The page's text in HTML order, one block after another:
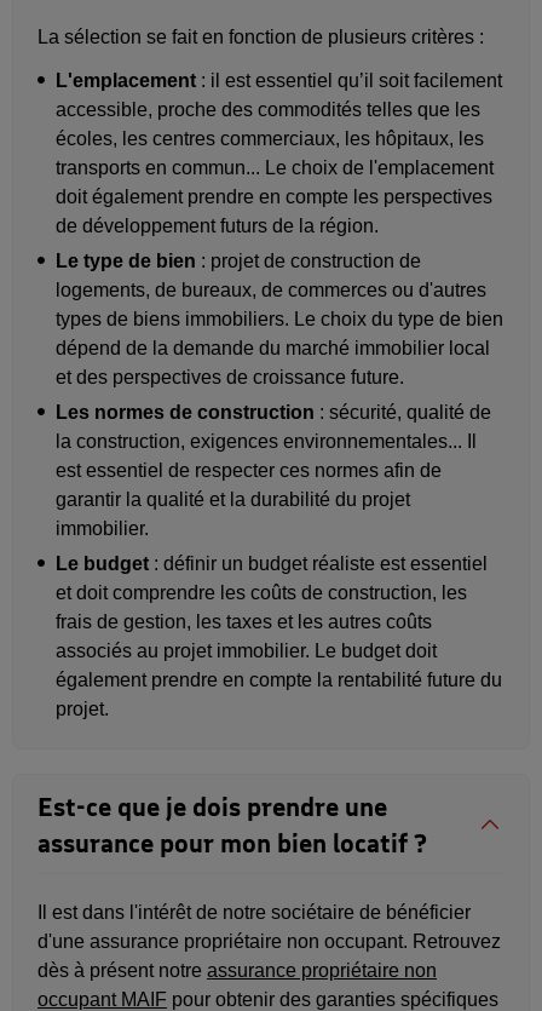
La sélection se fait en fonction de plusieurs critères :
L'emplacement : il est essentiel qu’il soit facilement
accessible, proche des commodités telles que les
écoles, les centres commerciaux, les hôpitaux, les
transports en commun... Le choix de l'emplacement
doit également prendre en compte les perspectives
de développement futurs de la région.
Le type de bien : projet de construction de
logements, de bureaux, de commerces ou d'autres
types de biens immobiliers. Le choix du type de bien
dépend de la demande du marché immobilier local
et des perspectives de croissance future.
Les normes de construction : sécurité, qualité de
la construction, exigences environnementales... Il
est essentiel de respecter ces normes afin de
garantir la qualité et la durabilité du projet
immobilier.
Le budget : définir un budget réaliste est essentiel
et doit comprendre les coûts de construction, les
frais de gestion, les taxes et les autres coûts
associés au projet immobilier. Le budget doit
également prendre en compte la rentabilité future du
projet.
Est-ce que je dois prendre une
assurance pour mon bien locatif ?
Il est dans l'intérêt de notre sociétaire de bénéficier
d'une assurance propriétaire non occupant. Retrouvez
dès à présent notre assurance propriétaire non
occupant MAIF pour obtenir des garanties spécifiques